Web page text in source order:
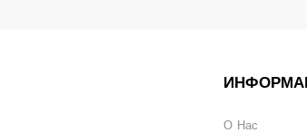
О Нас